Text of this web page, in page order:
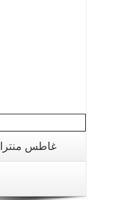
غاطس منترا 0.53 حصان ( زهر / استانلس )